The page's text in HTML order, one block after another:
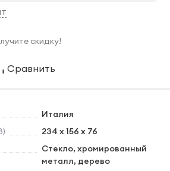
Италия
234 х 156 х 76
Стекло, хромированный
металл, дерево
скидку!
Сравнить